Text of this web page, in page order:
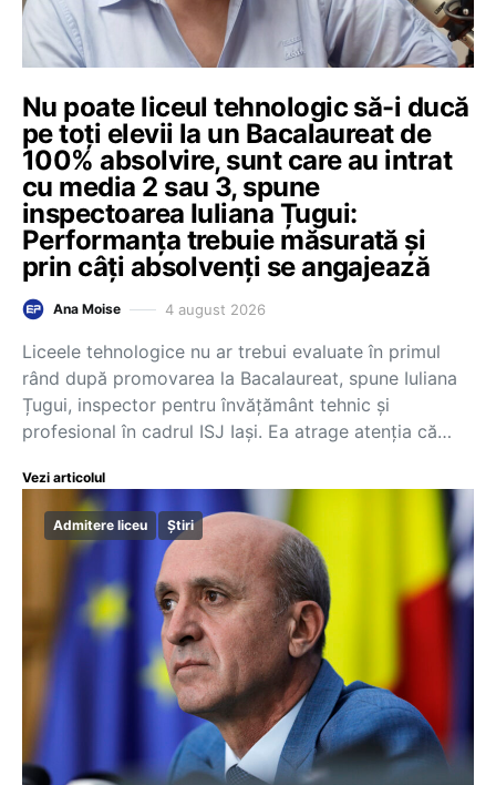
Nu poate liceul tehnologic să-i ducă
pe toți elevii la un Bacalaureat de
100% absolvire, sunt care au intrat
cu media 2 sau 3, spune
inspectoarea Iuliana Țugui:
Performanța trebuie măsurată și
prin câți absolvenți se angajează
Ana Moise 4 august 2026
Liceele tehnologice nu ar trebui evaluate în primul
rând după promovarea la Bacalaureat, spune Iuliana
Țugui, inspector pentru învățământ tehnic și
profesional în cadrul ISJ Iași. Ea atrage atenția că…
Vezi articolul
Admitere liceu Știri